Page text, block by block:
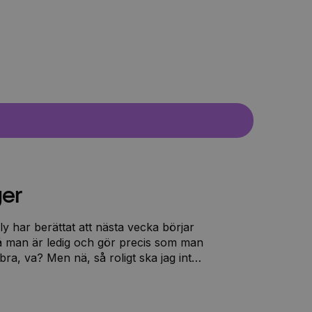
har berättat att nästa vecka börjar
man är ledig och gör precis som man
va? Men nä, så roligt ska jag inte
jobbigt. Ett läger där man rider